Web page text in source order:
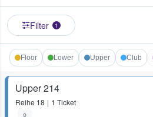
Filter 1
Floor Lower Upper Club
Upper 214
Reihe 18 1 Ticket